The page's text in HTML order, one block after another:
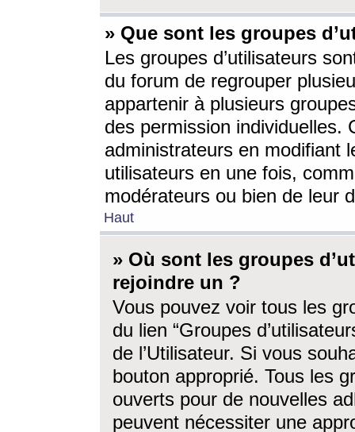
» Que sont les groupes
Les groupes d’utilisateurs
du forum de regrouper
appartenir à plusieurs
des permission individuelles.
administrateurs en modifiant
utilisateurs en une fois,
modérateurs ou bien de leur
Haut
» Où sont les groupes
rejoindre un ?
Vous pouvez voir tous les
du lien “Groupes
de l’Utilisateur. Si vous
bouton approprié. Tous les
ouverts pour de nouvelles
peuvent nécessiter une